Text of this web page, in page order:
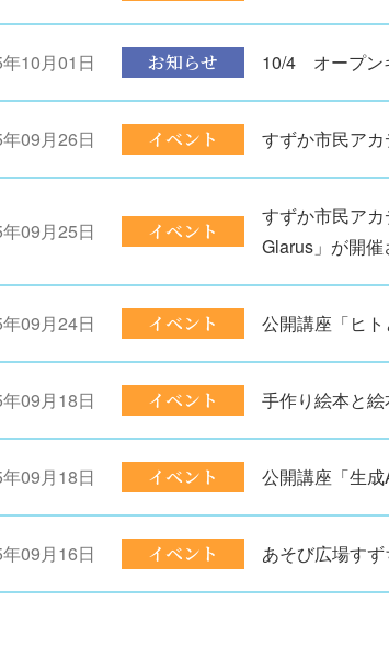
10月01日 お知らせ 10/4 オープン
09月26日 イベント すずか市民ア
09月25日 イベント
すずか市民ア
Glarus」が開催
09月24日 イベント 公開講座「ヒ
09月18日 イベント 手作り絵本と
09月18日 イベント 公開講座「生成
09月16日 イベント あそび広場す